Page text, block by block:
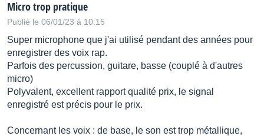
Micro trop pratique
Publié le 06/01/23 à 10:15
Super microphone que j'ai utilisé pendant des années pour
enregistrer des voix rap.
Parfois des percussion, guitare, basse (couplé à d'autres
micro)
Polyvalent, excellent rapport qualité prix, le signal
enregistré est précis pour le prix.
Concernant les voix : de base, le son est trop métallique,